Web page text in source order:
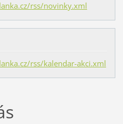
rss/novinky.xml
rss/kalendar-akci.xml